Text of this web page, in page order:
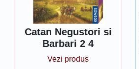
Catan Negustori si
Barbari 2 4
Vezi produs